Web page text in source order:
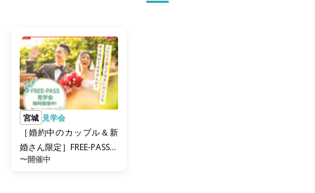
宮城 見学会
［婚約中のカップル＆新
婚さん限定］FREE-PASS見
学会
〜開催中